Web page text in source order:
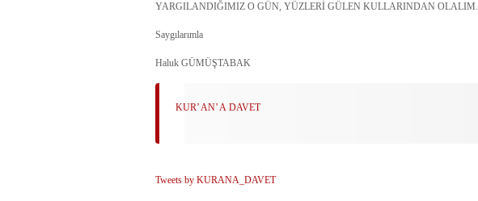
YARGILANDIĞIMIZ O GÜN, YÜZLERİ GÜLEN KULLARINDAN OLALIM.
Saygılarımla
Haluk GÜMÜŞTABAK
KUR’ AN’ A DAVET
Tweets by KURANA_DAVET